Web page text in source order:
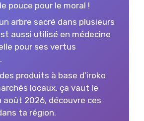
pouce pour le moral !
un arbre sacré dans plusieurs
aussi utilisé en médecine
pour ses vertus
produits à base d’iroko
locaux, ça vaut le
août 2026, découvre ces
ta région.